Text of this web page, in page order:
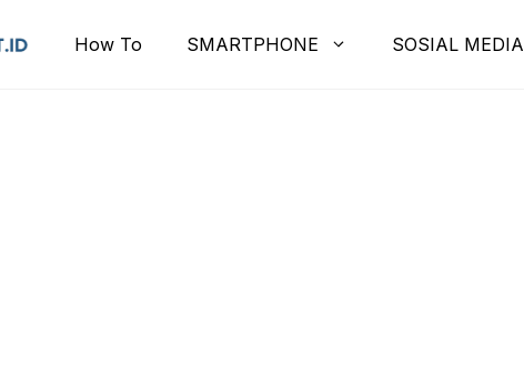
How To SMARTPHONE SOSIAL MEDIA